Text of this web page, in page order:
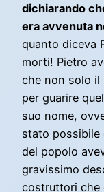
dichiarando
era avvenuta
quanto diceva
morti! Pietro
che non solo il
per guarire
suo nome,
stato possibile
del popolo
gravissimo
costruttori che